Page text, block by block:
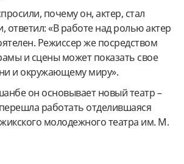
почему он, актер, стал
ответил: «В работе над ролью актер
Режиссер же посредством
и сцены может показать свое
и окружающему миру».
он основывает новый театр –
работать отделившаяся
молодежного театра им. М.